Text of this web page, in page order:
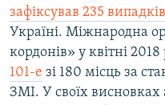
зафіксував 235
Україні. Міжнародна
кордонів» у квітні 2018
101-е зі 180 місць за
ЗМІ. У своїх